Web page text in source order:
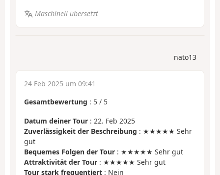
Maschinell übersetzt
nato13
24 Feb 2025 um 09:41
Gesamtbewertung : 5 / 5
Datum deiner Tour : 22. Feb 2025
Zuverlässigkeit der Beschreibung : ★★★★★ Sehr
gut
Bequemes Folgen der Tour : ★★★★★ Sehr gut
Attraktivität der Tour : ★★★★★ Sehr gut
Tour stark frequentiert : Nein